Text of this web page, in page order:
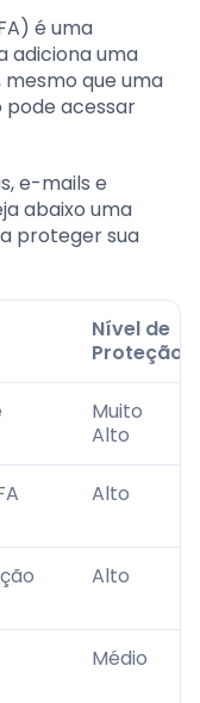
é uma
adiciona uma
que uma
pode acessar
e-mails e
abaixo uma
proteger sua
Nível de
Proteção
Muito
Alto
Alto
Alto
Médio